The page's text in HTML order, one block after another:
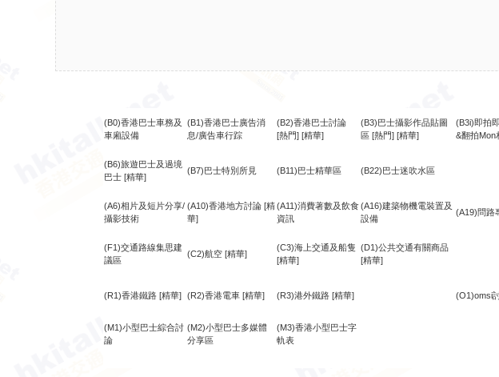
(B0)香港巴士車務及
車廂設備
(B1)香港巴士廣告消
息/廣告車行踪
(B2)香港巴士討論
[熱門] [精華]
(B3)巴士攝影作品貼圖
區 [熱門] [精華]
(B3i)即拍
&翻拍Mon
(B6)旅遊巴士及過境
巴士 [精華]
(B7)巴士特別所見 (B11)巴士精華區 (B22)巴士迷吹水區
(A6)相片及短片分享/
攝影技術
(A10)香港地方討論 [精
華]
(A11)消費著數及飲食
資訊
(A16)建築物機電裝置及
設備
(A19)問路
(F1)交通路線集思建
議區
(C2)航空 [精華]
(C3)海上交通及船隻
[精華]
(D1)公共交通有關商品
[精華]
(R1)香港鐵路 [精華] (R2)香港電車 [精華] (R3)港外鐵路 [精華] (O1)omsi
(M1)小型巴士綜合討
論
(M2)小型巴士多媒體
分享區
(M3)香港小型巴士字
軌表